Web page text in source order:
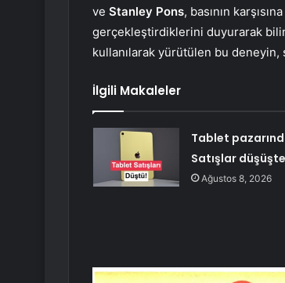
ve Stanley Pons, basının
gerçekleştirdiklerini duyurarak
kullanılarak yürütülen bu deneyin,
İlgili Makaleler
Tablet
Satışlar
Ağustos 8, 2026